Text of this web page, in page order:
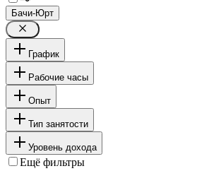
Бачи-Юрт
График
Рабочие часы
Опыт
Тип занятости
Уровень дохода
Ещё фильтры